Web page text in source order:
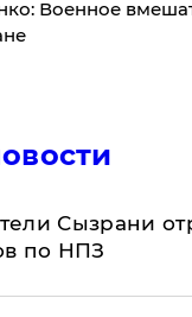
Военное
Сызрани
по НПЗ